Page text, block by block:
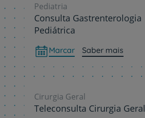
Pediatria
Consulta Gastrenterologia
Pediátrica
Marcar Saber mais
Cirurgia Geral
Teleconsulta Cirurgia Geral